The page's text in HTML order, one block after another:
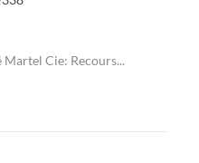
Cie: Recours...